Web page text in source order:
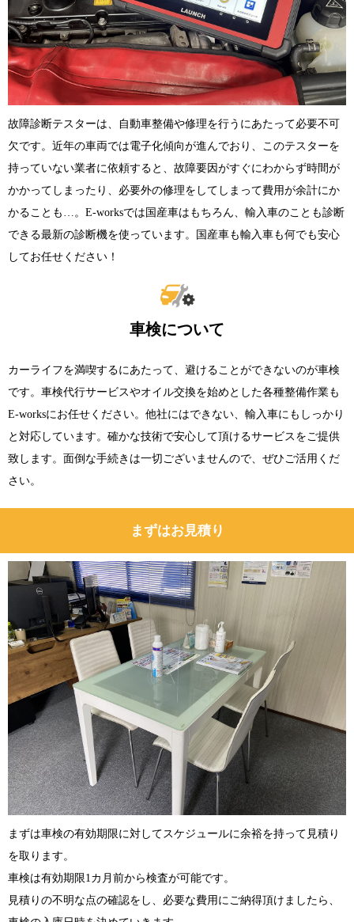
故障診断テスターは、自動車整備や修理を行うにあたって必要不可
欠です。近年の車両では電子化傾向が進んでおり、このテスターを
持っていない業者に依頼すると、故障要因がすぐにわからず時間が
かかってしまったり、必要外の修理をしてしまって費用が余計にか
かることも…。E-worksでは国産車はもちろん、輸入車のことも診断
できる最新の診断機を使っています。国産車も輸入車も何でも安心
してお任せください！
車検について
カーライフを満喫するにあたって、避けることができないのが車検
です。車検代行サービスやオイル交換を始めとした各種整備作業も
E-worksにお任せください。他社にはできない、輸入車にもしっかり
と対応しています。確かな技術で安心して頂けるサービスをご提供
致します。面倒な手続きは一切ございませんので、ぜひご活用くだ
さい。
まずはお見積り
まずは車検の有効期限に対してスケジュールに余裕を持って見積り
を取ります。
車検は有効期限1カ月前から検査が可能です。
見積りの不明な点の確認をし、必要な費用にご納得頂けましたら、